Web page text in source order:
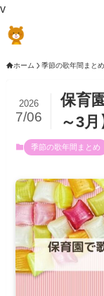
v
ホーム 季節の歌年間まとめ
保育
～3
2026
7/06
季節の歌年間まとめ